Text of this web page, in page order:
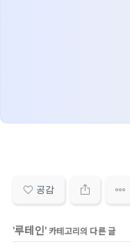
공감
'루테인' 카테고리의 다른 글